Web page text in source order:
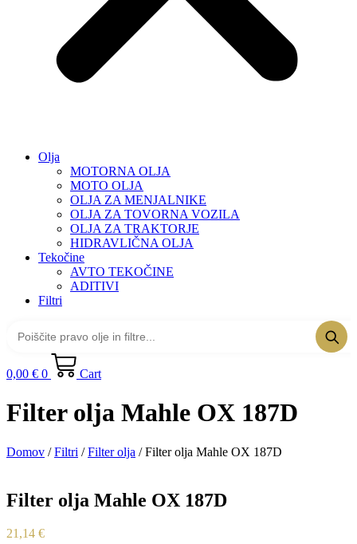
Olja
MOTORNA OLJA
MOTO OLJA
OLJA ZA MENJALNIKE
OLJA ZA TOVORNA VOZILA
OLJA ZA TRAKTORJE
HIDRAVLIČNA OLJA
Tekočine
AVTO TEKOČINE
ADITIVI
Filtri
0,00 € 0 Cart
Filter olja Mahle OX 187D
Domov /Filtri /Filter olja / Filter olja Mahle OX 187D
Filter olja Mahle OX 187D
21,14 €